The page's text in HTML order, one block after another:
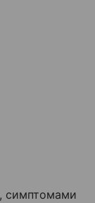
симптомами